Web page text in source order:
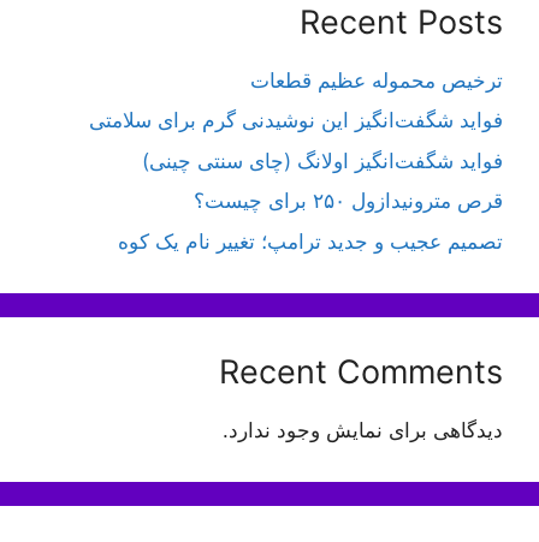
Recent Posts
ترخیص محموله عظیم قطعات
فواید شگفت‌انگیز این نوشیدنی گرم برای سلامتی
فواید شگفت‌انگیز اولانگ (چای سنتی چینی)
قرص مترونیدازول ۲۵۰ برای چیست؟
تصمیم عجیب و جدید ترامپ؛ تغییر نام یک کوه
Recent Comments
دیدگاهی برای نمایش وجود ندارد.